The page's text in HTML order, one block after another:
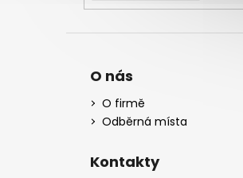
O nás
O firmě
Odběrná místa
Kontakty